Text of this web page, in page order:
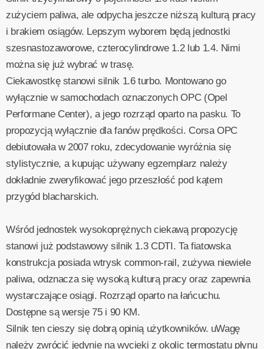
zużyciem paliwa, ale odpycha jeszcze niższą kulturą pracy
i brakiem osiągów. Lepszym wyborem będą jednostki
szesnastozaworowe, czterocylindrowe 1.2 lub 1.4. Nimi
można się już wybrać w trasę.
Ciekawostkę stanowi silnik 1.6 turbo. Montowano go
wyłącznie w samochodach oznaczonych OPC (Opel
Performane Center), a jego rozrząd oparto na pasku. To
propozycją wyłącznie dla fanów prędkości. Corsa OPC
debiutowała w 2007 roku, zdecydowanie wyróżnia się
stylistycznie, a kupując używany egzemplarz należy
dokładnie zweryfikować jego przeszłość pod kątem
przygód blacharskich.
Wśród jednostek wysokoprężnych ciekawą propozycję
stanowi już podstawowy silnik 1.3 CDTI. Ta fiatowska
konstrukcja posiada wtrysk common-rail, zużywa niewiele
paliwa, odznacza się wysoką kulturą pracy oraz zapewnia
wystarczające osiągi. Rozrząd oparto na łańcuchu.
Dostępne są wersje 75 i 90 KM.
Silnik ten cieszy się dobrą opinią użytkowników. uWagę
należy zwrócić jedynie na wycieki z okolic termostatu płynu